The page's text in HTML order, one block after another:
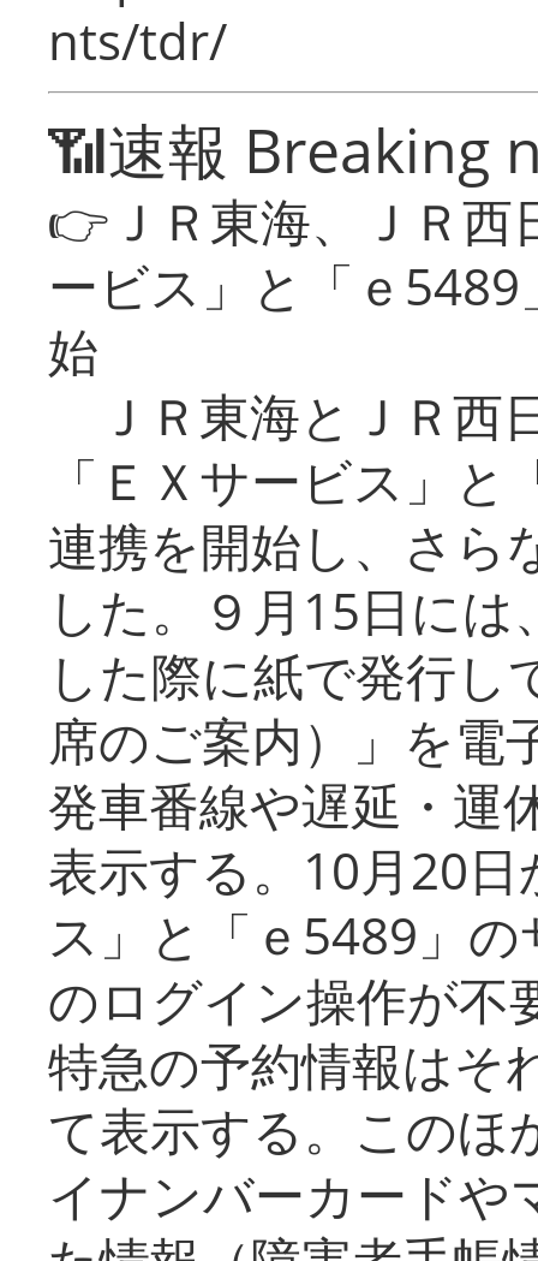
nts/tdr/
📶速報 Breaking
👉ＪＲ東海、ＪＲ
ービス」と「ｅ
始
ＪＲ東海とＪＲ西
「ＥＸサービス」
連携を開始し、さら
した。９月15日に
した際に紙で発行し
席のご案内）」を電
発車番線や遅延・運
表示する。10月20
ス」と「ｅ5489」
のログイン操作が不
特急の予約情報はそ
て表示する。このほ
イナンバーカードや